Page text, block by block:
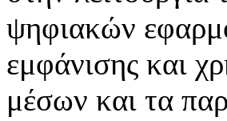
ψηφιακών
εμφάνισης και
μέσων και τα